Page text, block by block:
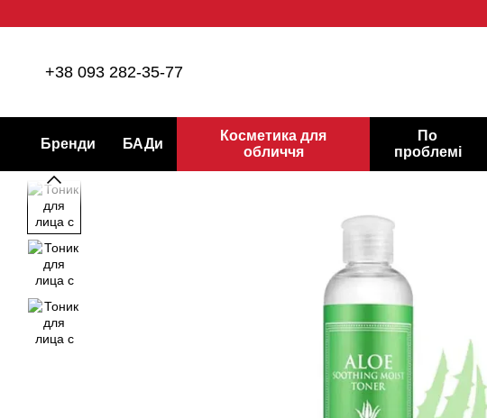
+38 093 282-35-77
Бренди БАДи
Косметика для
обличчя
По
проблемі